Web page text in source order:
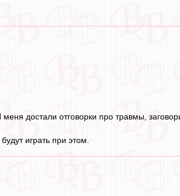
достали отговорки про травмы,
играть при этом.